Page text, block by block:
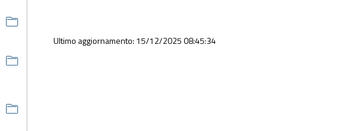
Ultimo aggiornamento: 15/12/2025 08:45:34